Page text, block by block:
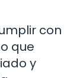
con
que
y